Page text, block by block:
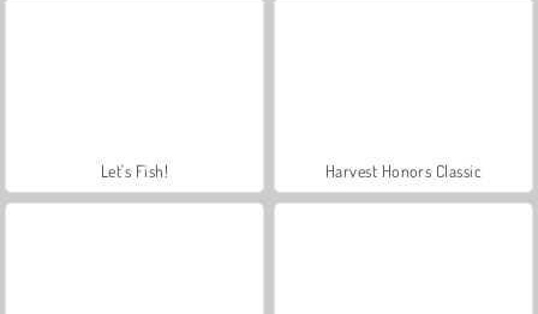
Let's Fish! Harvest Honors Classic